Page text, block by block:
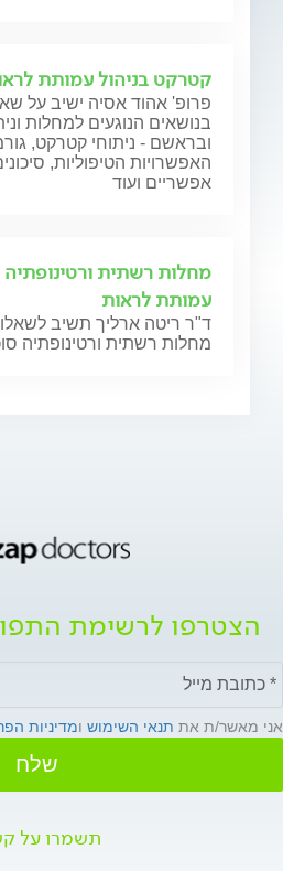
קטרקט בניהול עמותת
פרופ' אהוד אסיה ישיב על
בנושאים הנוגעים למחלות
ובראשם - ניתוחי קטרקט,
האפשרויות הטיפוליות,
אפשריים ועוד
מחלות רשתית ורטינופתיה
עמותת לראות
ד"ר ריטה ארליך תשיב
מחלות רשתית ורטינופתיה
הצטרפו לרשימת
אני מאשר/ת את תנאי השימוש ומדיניות
שלח
תשמרו על